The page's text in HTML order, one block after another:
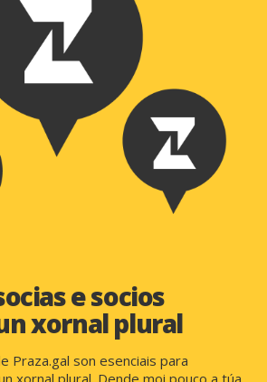
e socios
xornal plural
Praza.gal son esenciais para
xornal plural. Dende moi pouco a túa